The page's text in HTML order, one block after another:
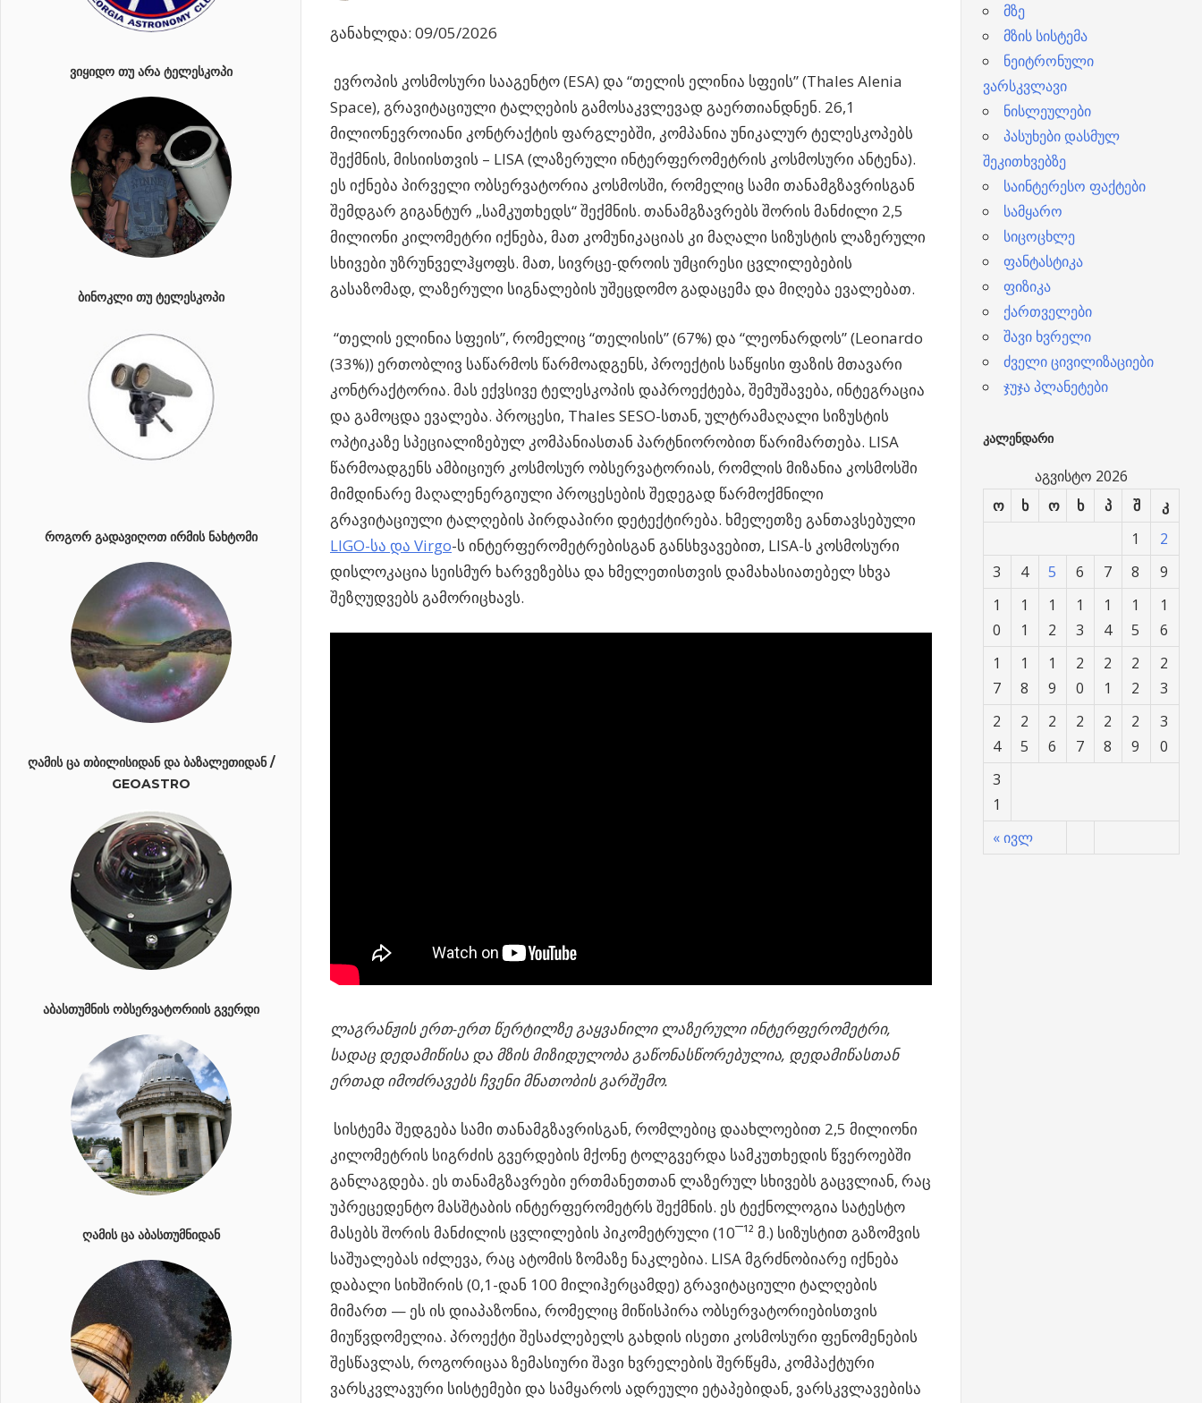
განახლდა: 09/05/2026
ევროპის კოსმოსური სააგენტო (ESA) და “თელის ელინია სფეის” (Thales Alenia
Space), გრავიტაციული ტალღების გამოსაკვლევად გაერთიანდნენ. 26,1
მილიონევროიანი კონტრაქტის ფარგლებში, კომპანია უნიკალურ ტელესკოპებს
შექმნის, მისიისთვის – LISA (ლაზერული ინტერფერომეტრის კოსმოსური ანტენა).
ეს იქნება პირველი ობსერვატორია კოსმოსში, რომელიც სამი თანამგზავრისგან
შემდგარ გიგანტურ „სამკუთხედს“ შექმნის. თანამგზავრებს შორის მანძილი 2,5
მილიონი კილომეტრი იქნება, მათ კომუნიკაციას კი მაღალი სიზუსტის ლაზერული
სხივები უზრუნველჰყოფს. მათ, სივრცე-დროის უმცირესი ცვლილებების
გასაზომად, ლაზერული სიგნალების უშეცდომო გადაცემა და მიღება ევალებათ.
“თელის ელინია სფეის”, რომელიც “თელისის” (67%) და “ლეონარდოს” (Leonardo
(33%)) ერთობლივ საწარმოს წარმოადგენს, პროექტის საწყისი ფაზის მთავარი
კონტრაქტორია. მას ექვსივე ტელესკოპის დაპროექტება, შემუშავება, ინტეგრაცია
და გამოცდა ევალება. პროცესი, Thales SESO-სთან, ულტრამაღალი სიზუსტის
ოპტიკაზე სპეციალიზებულ კომპანიასთან პარტნიორობით წარიმართება. LISA
წარმოადგენს ამბიციურ კოსმოსურ ობსერვატორიას, რომლის მიზანია კოსმოსში
მიმდინარე მაღალენერგიული პროცესების შედეგად წარმოქმნილი
გრავიტაციული ტალღების პირდაპირი დეტექტირება. ხმელეთზე განთავსებული
LIGO-სა და Virgo-ს ინტერფერომეტრებისგან განსხვავებით, LISA-ს კოსმოსური
დისლოკაცია სეისმურ ხარვეზებსა და ხმელეთისთვის დამახასიათებელ სხვა
შეზღუდვებს გამორიცხავს.
ლაგრანჟის ერთ-ერთ წერტილზე გაყვანილი ლაზერული ინტერფერომეტრი,
სადაც დედამიწისა და მზის მიზიდულობა გაწონასწორებულია, დედამიწასთან
ერთად იმოძრავებს ჩვენი მნათობის გარშემო.
სისტემა შედგება სამი თანამგზავრისგან, რომლებიც დაახლოებით 2,5 მილიონი
კილომეტრის სიგრძის გვერდების მქონე ტოლგვერდა სამკუთხედის წვეროებში
განლაგდება. ეს თანამგზავრები ერთმანეთთან ლაზერულ სხივებს გაცვლიან, რაც
უპრეცედენტო მასშტაბის ინტერფერომეტრს შექმნის. ეს ტექნოლოგია სატესტო
მასებს შორის მანძილის ცვლილების პიკომეტრული (10¯¹² მ.) სიზუსტით გაზომვის
საშუალებას იძლევა, რაც ატომის ზომაზე ნაკლებია. LISA მგრძნობიარე იქნება
დაბალი სიხშირის (0,1-დან 100 მილიჰერცამდე) გრავიტაციული ტალღების
მიმართ — ეს ის დიაპაზონია, რომელიც მიწისპირა ობსერვატორიებისთვის
მიუწვდომელია. პროექტი შესაძლებელს გახდის ისეთი კოსმოსური ფენომენების
შესწავლას, როგორიცაა ზემასიური შავი ხვრელების შერწყმა, კომპაქტური
ვარსკვლავური სისტემები და სამყაროს ადრეული ეტაპებიდან, ვარსკვლავებისა
ᲕᲘᲧᲘᲓᲝ ᲗᲣ ᲐᲠᲐ ᲢᲔᲚᲔᲡᲙᲝᲞᲘ
ᲑᲘᲜᲝᲙᲚᲘ ᲗᲣ ᲢᲔᲚᲔᲡᲙᲝᲞᲘ
ᲠᲝᲒᲝᲠ ᲒᲐᲓᲐᲕᲘᲦᲝᲗ ᲘᲠᲛᲘᲡ ᲜᲐᲮᲢᲝᲛᲘ
ᲦᲐᲛᲘᲡ ᲪᲐ ᲗᲑᲘᲚᲘᲡᲘᲓᲐᲜ ᲓᲐ ᲑᲐᲖᲐᲚᲔᲗᲘᲓᲐᲜ /
GEOASTRO
ᲐᲑᲐᲡᲗᲣᲛᲜᲘᲡ ᲝᲑᲡᲔᲠᲕᲐᲢᲝᲠᲘᲘᲡ ᲒᲕᲔᲠᲓᲘ
ᲦᲐᲛᲘᲡ ᲪᲐ ᲐᲑᲐᲡᲗᲣᲛᲜᲘᲓᲐᲜ
მზე
მზის სისტემა
ნეიტრონული
ვარსკვლავი
ნისლეულები
პასუხები დასმულ
შეკითხვებზე
საინტერესო ფაქტები
სამყარო
სიცოცხლე
ფანტასტიკა
ფიზიკა
ქართველები
შავი ხვრელი
ძველი ცივილიზაციები
ჯუჯა პლანეტები
ᲙᲐᲚᲔᲜᲓᲐᲠᲘ
აგვისტო 2026
ო
ხ ო ხ პ შ კ
« ივლ
1
2
3
4 5 6 7 8
9
1
0
1
1
1
2
1
3
1
4
1
5
1
6
1
7
1
8
1
9
2
0
2
1
2
2
2
3
2
4
2
5
2
6
2
7
2
8
2
9
3
0
3
1